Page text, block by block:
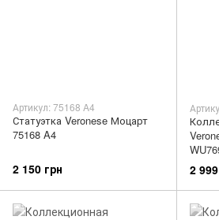
Артикул: 75168 A4
Статуэтка Veronese Моцарт
75168 A4
2 150 грн 2